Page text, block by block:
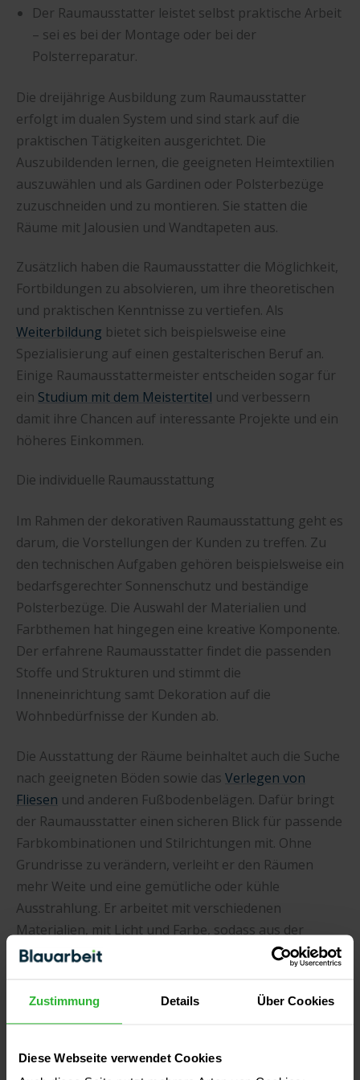
Zustimmung Details Über Cookies
Diese Webseite verwendet Cookies
Der Raumausstatter leistet selbst praktische Arbeit
– sei es bei der Montage oder bei der
Polsterreparatur.
Die dreijährige Ausbildung zum Raumausstatter
erfolgt im dualen System und sind stark auf die
praktischen Tätigkeiten ausgerichtet. Die
Auszubildenden lernen, die geeigneten Heimtextilien
auszuwählen und als Gardinen oder Polsterbezüge
zuzuschneiden und zu montieren. Sie statten die
Räume mit Jalousien und Wandtapeten aus.
Zusätzlich haben die Raumausstatter die Möglichkeit,
Fortbildungen zu absolvieren, um ihre theoretischen
und praktischen Kenntnisse zu vertiefen. Als
Weiterbildung bietet sich beispielsweise eine
Spezialisierung auf einen gestalterischen Beruf an.
Einige Raumausstattermeister entscheiden sogar für
ein Studium mit dem Meistertitel und verbessern
damit ihre Chancen auf interessante Projekte und ein
höheres Einkommen.
Die individuelle Raumausstattung
Im Rahmen der dekorativen Raumausstattung geht es
darum, die Vorstellungen der Kunden zu treffen. Zu
den technischen Aufgaben gehören beispielsweise ein
bedarfsgerechter Sonnenschutz und beständige
Polsterbezüge. Die Auswahl der Materialien und
Farbthemen hat hingegen eine kreative Komponente.
Der erfahrene Raumausstatter findet die passenden
Stoffe und Strukturen und stimmt die
Inneneinrichtung samt Dekoration auf die
Wohnbedürfnisse der Kunden ab.
Die Ausstattung der Räume beinhaltet auch die Suche
nach geeigneten Böden sowie das Verlegen von
Fliesen und anderen Fußbodenbelägen. Dafür bringt
der Raumausstatter einen sicheren Blick für passende
Farbkombinationen und Stilrichtungen mit. Ohne
Grundrisse zu verändern, verleiht er den Räumen
mehr Weite und eine gemütliche oder kühle
Ausstrahlung. Er arbeitet mit verschiedenen
Materialien, mit Licht und Farbe, sodass aus der
Kombination ein einzigartiges Ambiente entsteht.
VERFASST VON